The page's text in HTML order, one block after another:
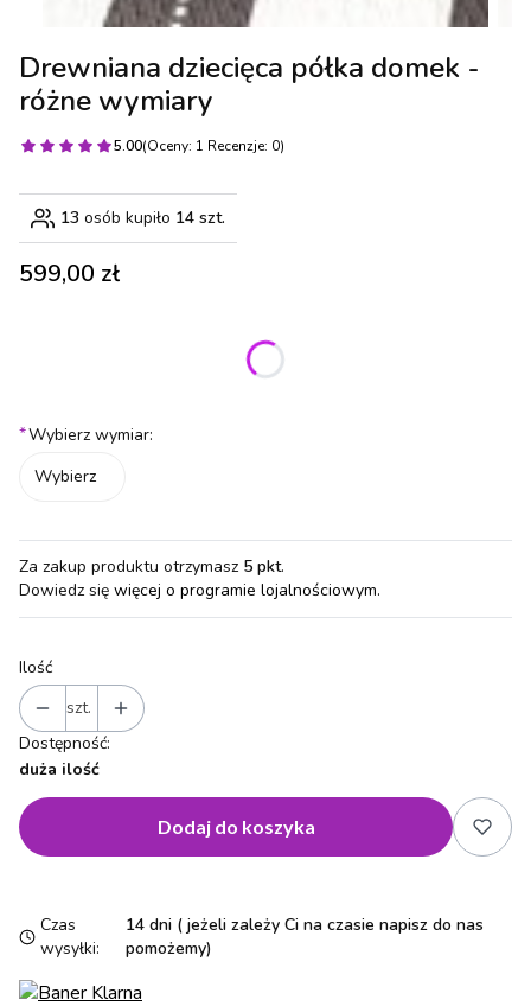
Drewniana dziecięca półka domek -
różne wymiary
5.00(Oceny: 1 Recenzje: 0)
13 osób kupiło 14 szt.
Cena
599,00 zł
Poszczególne warianty mogą różnić się ceną
*Wybierz wymiar:
Wybierz
Za zakup produktu otrzymasz 5 pkt.
Dowiedz się więcej o programie lojalnościowym.
Ilość
szt.
Dostępność:
duża ilość
Dodaj do koszyka
Czas
wysyłki:
14 dni ( jeżeli zależy Ci na czasie napisz do nas
pomożemy)